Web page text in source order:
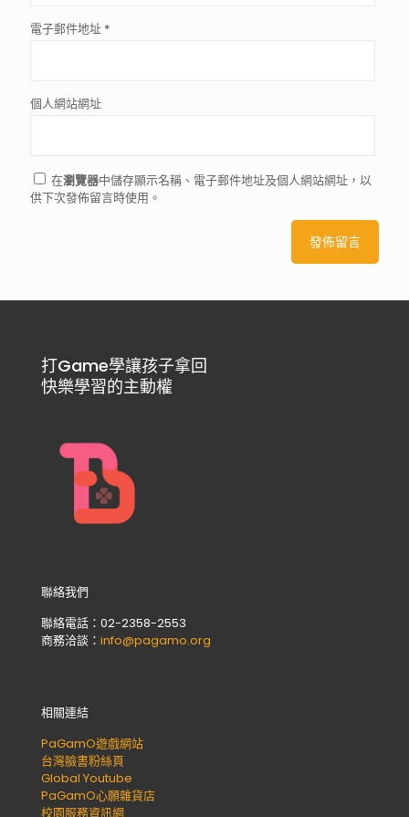
電子郵件地址 *
個人網站網址
在瀏覽器中儲存顯示名稱、電子郵件地址及個人網站網址，以
供下次發佈留言時使用。
打Game學讓孩子拿回
快樂學習的主動權
聯絡我們
聯絡電話：02-2358-2553
商務洽談： info@pagamo.org
相關連結
PaGamO遊戲網站
台灣臉書粉絲頁
Global Youtube
PaGamO心願雜貨店
校園服務資訊網